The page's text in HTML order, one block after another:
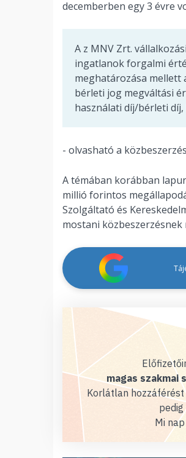
decemberben egy 3 évre
A z MNV Zrt.
ingatlanok forgalmi
meghatározása
bérleti jog megváltási
használati díj/bérleti
- olvasható a
A témában korábban
millió forintos
Szolgáltató és
mostani
magas szakmai
Korlátlan hozzáférést
Mi